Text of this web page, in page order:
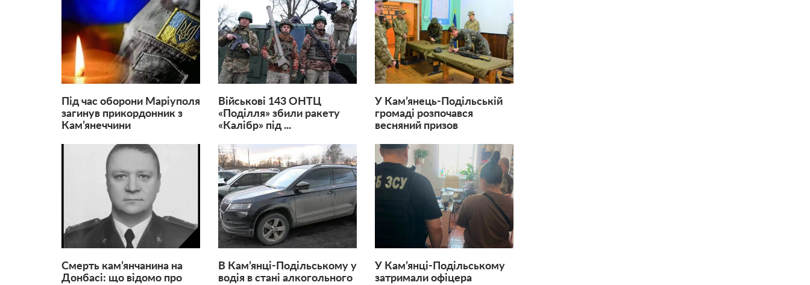
Під час оборони Маріуполя
загинув прикордонник з
Кам’янеччини
Військові 143 ОНТЦ
«Поділля» збили ракету
«Калібр» під ...
У Кам’янець-Подільській
громаді розпочався
весняний призов
Смерть кам’янчанина на
Донбасі: що відомо про
В Кам’янці-Подільському у
водія в стані алкогольного
У Кам’янці-Подільському
затримали офіцера